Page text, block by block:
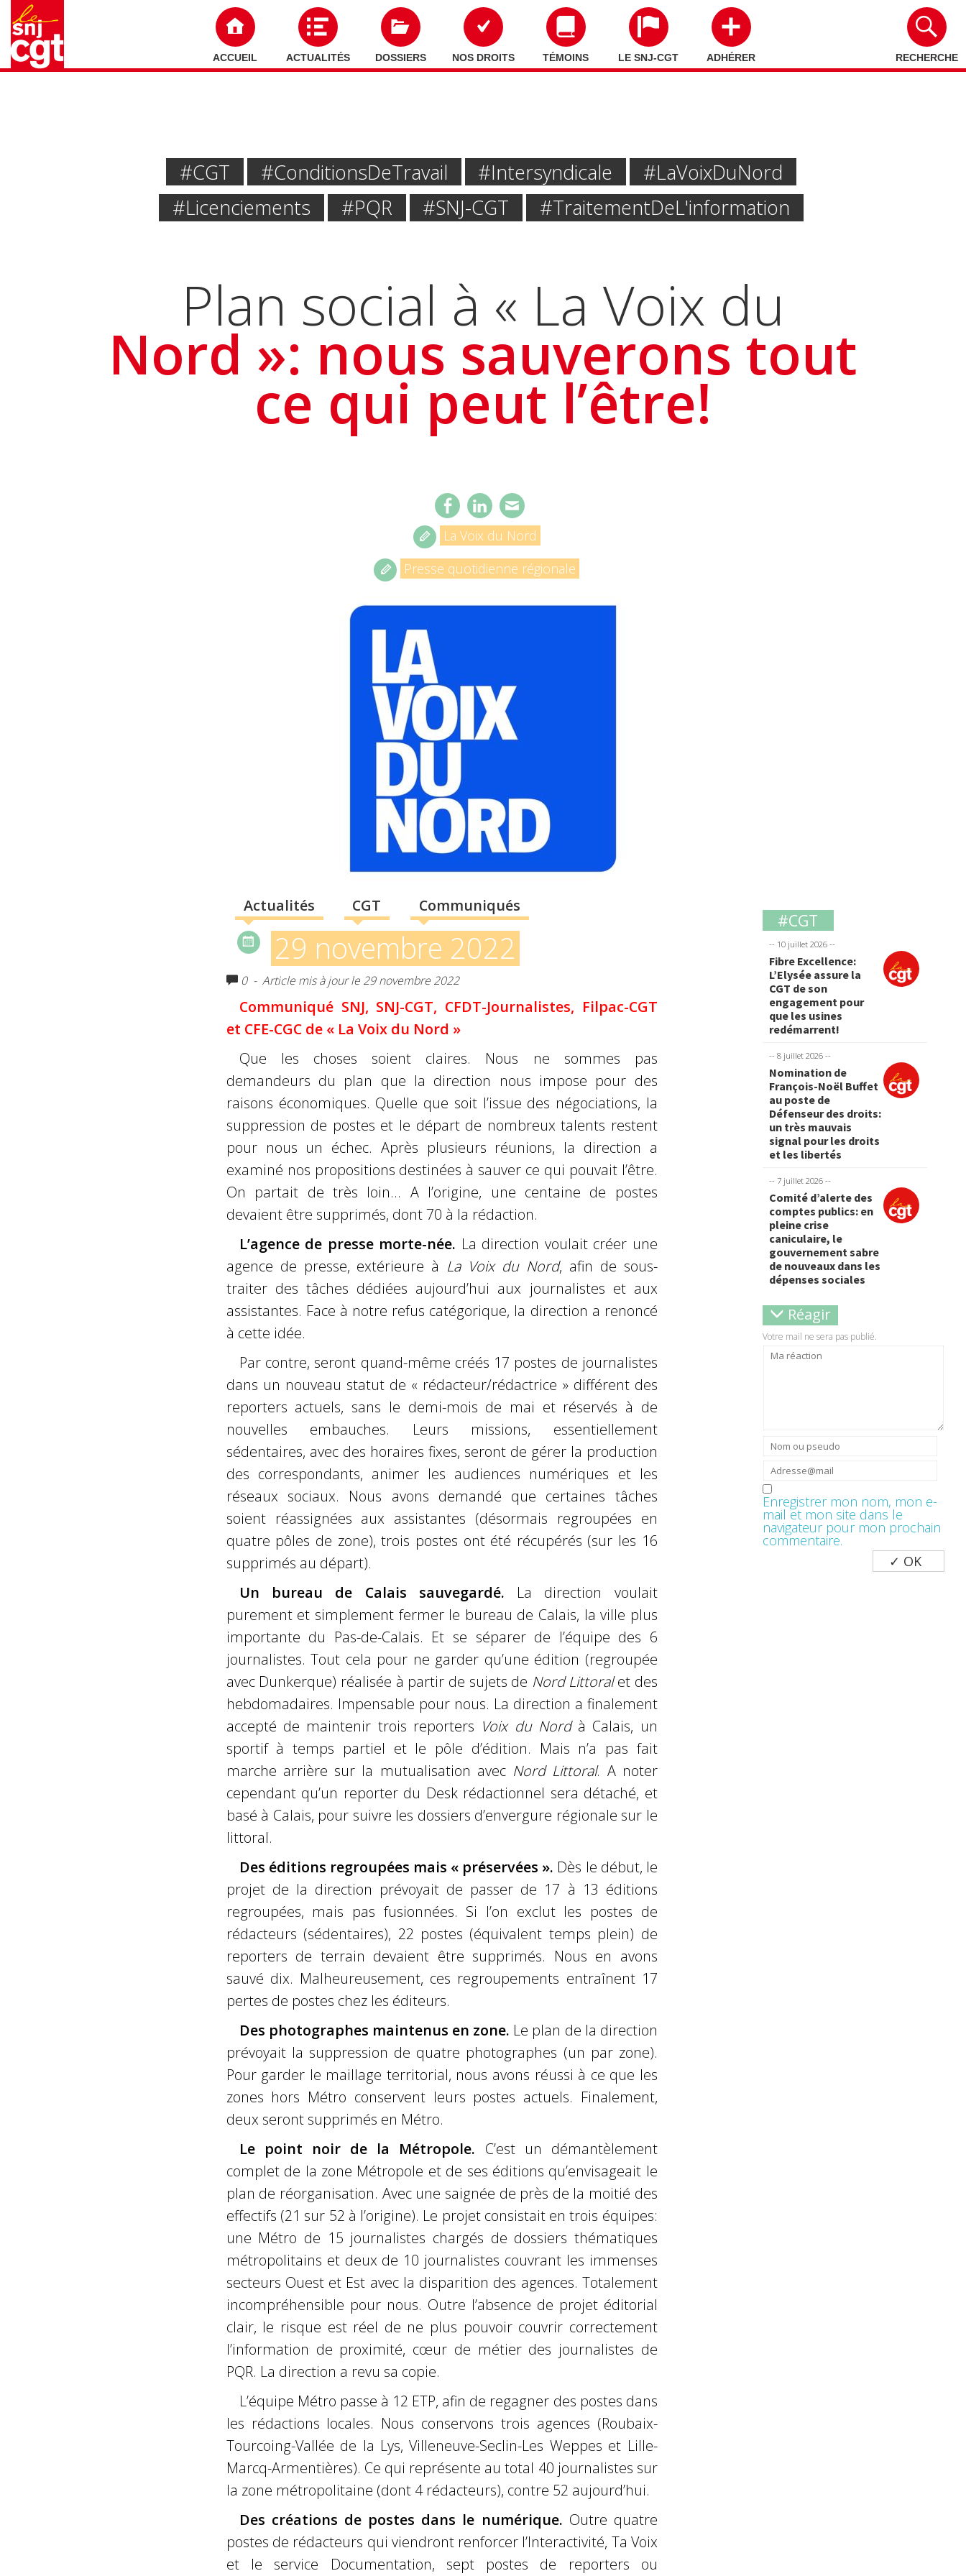
ACCUEIL ACTUALITÉS DOSSIERS NOS DROITS TÉMOINS LE SNJ-CGT ADHÉRER RECHERCHE
#CGT #Conditions De Travail #intersyndicale
#la Voix Du Nord
#licenciements
#PQR #SNJ-CGT #traitement De L'information
Plan social à « La Voix du
Nord »: nous sauverons tout
ce qui peut l’être!
La Voix du Nord
Presse quotidienne régionale
Actualités CGT Communiqués
29 novembre 2022
0 - Article mis à jour le 29 novembre 2022
Communiqué SNJ, SNJ-CGT, CFDT-Journalistes, Filpac-CGT
et CFE-CGC de « La Voix du Nord »
Que les choses soient claires. Nous ne sommes pas
demandeurs du plan que la direction nous impose pour des
raisons économiques. Quelle que soit l’issue des négociations, la
suppression de postes et le départ de nombreux talents restent
pour nous un échec. Après plusieurs réunions, la direction a
examiné nos propositions destinées à sauver ce qui pouvait l’être.
On partait de très loin… A l’origine, une centaine de postes
devaient être supprimés, dont 70 à la rédaction.
L’agence de presse morte-née. La direction voulait créer une
agence de presse, extérieure à La Voix du Nord, afin de sous-
traiter des tâches dédiées aujourd’hui aux journalistes et aux
assistantes. Face à notre refus catégorique, la direction a renoncé
à cette idée.
Par contre, seront quand-même créés 17 postes de journalistes
dans un nouveau statut de « rédacteur/rédactrice » différent des
reporters actuels, sans le demi-mois de mai et réservés à de
nouvelles embauches. Leurs missions, essentiellement
sédentaires, avec des horaires fixes, seront de gérer la production
des correspondants, animer les audiences numériques et les
réseaux sociaux. Nous avons demandé que certaines tâches
soient réassignées aux assistantes (désormais regroupées en
quatre pôles de zone), trois postes ont été récupérés (sur les 16
supprimés au départ).
Un bureau de Calais sauvegardé. La direction voulait
purement et simplement fermer le bureau de Calais, la ville plus
importante du Pas-de-Calais. Et se séparer de l’équipe des 6
journalistes. Tout cela pour ne garder qu’une édition (regroupée
avec Dunkerque) réalisée à partir de sujets de Nord Littoralet des
hebdomadaires. Impensable pour nous. La direction a finalement
accepté de maintenir trois reporters Voix du Nordà Calais, un
sportif à temps partiel et le pôle d’édition. Mais n’a pas fait
marche arrière sur la mutualisation avec Nord Littoral. A noter
cependant qu’un reporter du Desk rédactionnel sera détaché, et
basé à Calais, pour suivre les dossiers d’envergure régionale sur le
littoral.
Des éditions regroupées mais « préservées ». Dès le début, le
projet de la direction prévoyait de passer de 17 à 13 éditions
regroupées, mais pas fusionnées. Si l’on exclut les postes de
rédacteurs (sédentaires), 22 postes (équivalent temps plein) de
reporters de terrain devaient être supprimés. Nous en avons
sauvé dix. Malheureusement, ces regroupements entraînent 17
pertes de postes chez les éditeurs.
Des photographes maintenus en zone. Le plan de la direction
prévoyait la suppression de quatre photographes (un par zone).
Pour garder le maillage territorial, nous avons réussi à ce que les
zones hors Métro conservent leurs postes actuels. Finalement,
deux seront supprimés en Métro.
Le point noir de la Métropole. C’est un démantèlement
complet de la zone Métropole et de ses éditions qu’envisageait le
plan de réorganisation. Avec une saignée de près de la moitié des
effectifs (21 sur 52 à l’origine). Le projet consistait en trois équipes:
une Métro de 15 journalistes chargés de dossiers thématiques
métropolitains et deux de 10 journalistes couvrant les immenses
secteurs Ouest et Est avec la disparition des agences. Totalement
incompréhensible pour nous. Outre l’absence de projet éditorial
clair, le risque est réel de ne plus pouvoir couvrir correctement
l’information de proximité, cœur de métier des journalistes de
PQR. La direction a revu sa copie.
L’équipe Métro passe à 12 ETP, afin de regagner des postes dans
les rédactions locales. Nous conservons trois agences (Roubaix-
Tourcoing-Vallée de la Lys, Villeneuve-Seclin-Les Weppes et Lille-
Marcq-Armentières). Ce qui représente au total 40 journalistes sur
la zone métropolitaine (dont 4 rédacteurs), contre 52 aujourd’hui.
Des créations de postes dans le numérique. Outre quatre
postes de rédacteurs qui viendront renforcer l’Interactivité, Ta Voix
et le service Documentation, sept postes de reporters ou
#CGT
-- 10 juillet 2026 --
Fibre Excellence:
L’Elysée assure la
CGT de son
engagement pour
que les usines
redémarrent!
-- 8 juillet 2026 --
Nomination de
François-Noël Buffet
au poste de
Défenseur des droits:
un très mauvais
signal pour les droits
et les libertés
-- 7 juillet 2026 --
Comité d’alerte des
comptes publics: en
pleine crise
caniculaire, le
gouvernement sabre
de nouveaux dans les
dépenses sociales
Réagir
Votre mail ne sera pas publié.
Enregistrer mon nom, mon e-
mail et mon site dans le
navigateur pour mon prochain
commentaire.